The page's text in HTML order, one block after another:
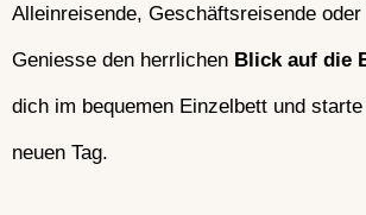
Alleinreisende, Geschäftsreisende
Geniesse den herrlichen Blick auf die
dich im bequemen Einzelbett und
neuen Tag.